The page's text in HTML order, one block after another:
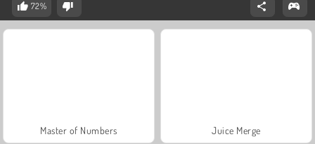
72%
Master of Numbers Juice Merge